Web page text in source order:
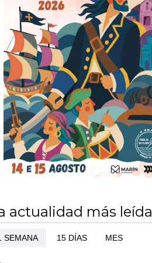
actualidad más leída
SEMANA 15 DÍAS MES